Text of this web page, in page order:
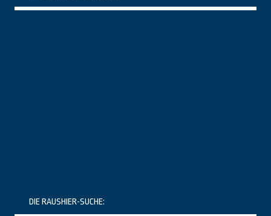
DIE RAUSHIER-SUCHE: